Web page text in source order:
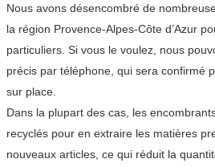
Nous avons désencombré de
la région Provence-Alpes-Côte d’Azur
particuliers. Si vous le voulez, nous
précis par téléphone, qui sera confirmé
sur place.
Dans la plupart des cas, les
recyclés pour en extraire les matières
nouveaux articles, ce qui réduit la